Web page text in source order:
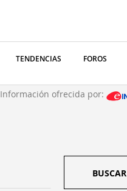
TENDENCIAS FOROS
Información ofrecida por:
BUSCAR